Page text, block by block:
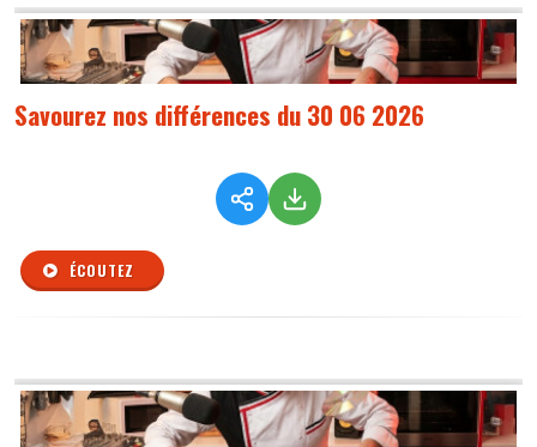
Savourez nos différences du 30 06 2026
ÉCOUTEZ